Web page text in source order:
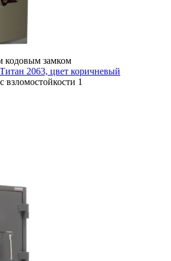
кодовым замком
2063, цвет коричневый
взломостойкости 1